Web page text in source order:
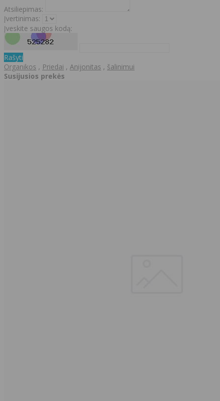
Atsiliepimas:
Įvertinimas:
Įveskite saugos kodą:
Rašyti
Organikos , Priedai , Anijonitas , šalinimui
Susijusios prekės